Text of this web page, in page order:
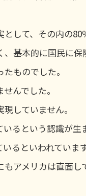
して、その内の80
基本的に国民に
ものでした。
んでした。
していません。
るという認識が
るといわれています
アメリカは直面し